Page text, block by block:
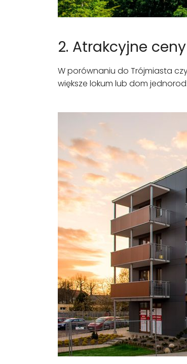
2. Atrakcyjne
W porównaniu do Trójmiasta
większe lokum lub dom